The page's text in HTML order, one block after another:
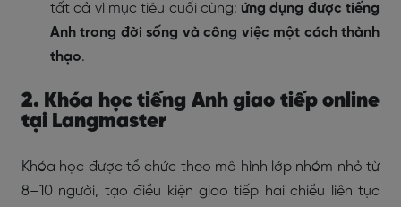
tất cả vì mục tiêu cuối cùng: ứng dụng được tiếng
Anh trong đời sống và công việc một cách thành
thạo.
2. Khóa học tiếng Anh giao tiếp online
tại Langmaster
Khóa học được tổ chức theo mô hình lớp nhóm nhỏ từ
8–10 người, tạo điều kiện giao tiếp hai chiều liên tục